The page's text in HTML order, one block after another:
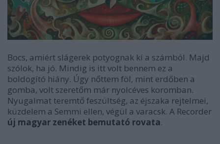
Bocs, amiért slágerek potyognak ki a számból. Majd
szólok, ha jó. Mindig is itt volt bennem ez a
boldogító hiány. Úgy nőttem föl, mint erdőben a
gomba, volt szeretőm már nyolcéves koromban.
Nyugalmat teremtő feszültség, az éjszaka rejtelmei,
küzdelem a Semmi ellen, végül a varacsk. A Recorder
új magyar zenéket bemutató rovata.